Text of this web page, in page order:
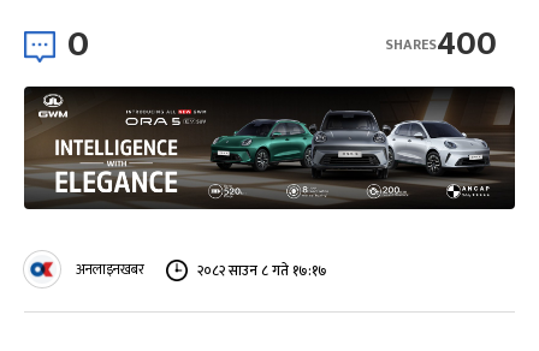
0 400
SHARES
अनलाइनखबर २०८२ साउन ८ गते १७:१७